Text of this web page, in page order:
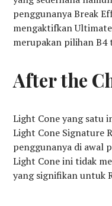
penggunanya Break
mengaktifkan
merupakan pilihan B4
After the
Light Cone yang satu
Light Cone Signature
penggunanya di awal
Light Cone ini tidak
yang signifikan untuk